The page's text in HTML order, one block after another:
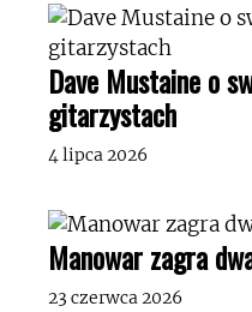
Dave Mustaine o
gitarzystach
4 lipca 2026
Manowar zagra
23 czerwca 2026